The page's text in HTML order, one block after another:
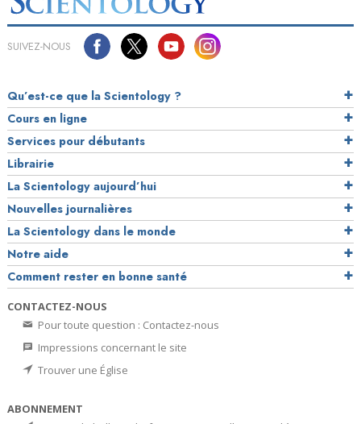
SUIVEZ-NOUS
Qu’est-ce que la Scientology ?
Cours en ligne
Services pour débutants
Librairie
La Scientology aujourd’hui
Nouvelles journalières
La Scientology dans le monde
Notre aide
Comment rester en bonne santé
CONTACTEZ-NOUS
Pour toute question : Contactez-nous
Impressions concernant le site
Trouver une Église
ABONNEMENT